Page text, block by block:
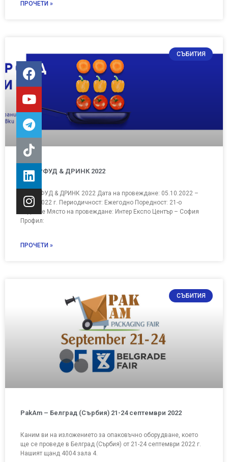
ПРОЧЕТИ »
СЪБИТИЯ
ИНТЕРФУД & ДРИНК 2022
ИНТЕРФУД & ДРИНК 2022 Дата на провеждане: 05.10.2022 –
08.10.2022 г. Периодичност: Ежегодно Поредност: 21-о
издание Място на провеждане: Интер Експо Център – София
Профил:
ПРОЧЕТИ »
СЪБИТИЯ
PakAm – Белград (Сърбия) 21-24 септември 2022
Каним ви на изложението за опаковъчно оборудване, което
ще се проведе в Белград (Сърбия) от 21-24 септември 2022 г.
Нашият щанд 4004 зала 4.